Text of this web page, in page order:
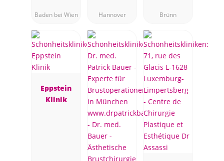
Chirurgin,
Wien
Baden bei Wien Hannover Brünn
Eppstein
Klinik